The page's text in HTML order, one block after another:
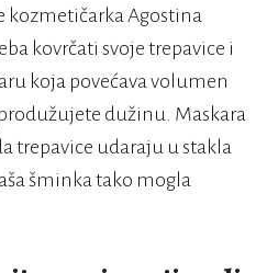
kozmetičarka Agostina
kovrčati svoje trepavice i
koja povećava volumen
dužinu. Maskara
trepavice udaraju u stakla
šminka tako mogla